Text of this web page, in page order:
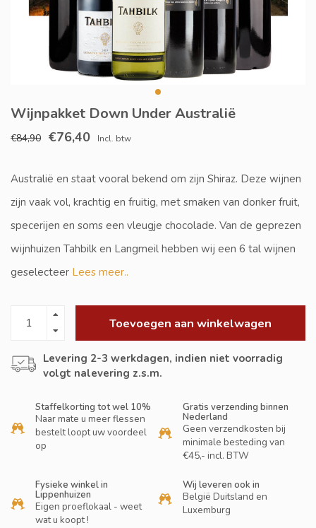
Wijnpakket Down Under Australië
€84,90 €76,40 Incl. btw
Australië en staat vooral bekend om zijn Shiraz. Deze wijnen
zijn vaak vol, krachtig en fruitig, met smaken van donker fruit,
specerijen en soms een vleugje chocolade. Van de geprezen
wijnhuizen Tahbilk en Langmeil hebben wij een 6 tal wijnen
geselecteer Lees meer..
Toevoegen aan winkelwagen
Levering 2-3 werkdagen, indien niet voorradig
volgt nalevering z.s.m.
Staffelkorting tot wel 10%
Naar mate u meer flessen
bestelt loopt uw voordeel
op
Gratis verzending binnen
Nederland
Geen verzendkosten bij
minimale besteding van
€45,- incl. BTW
Fysieke winkel in
Lippenhuizen
Eigen proeflokaal - weet
wat u koopt !
Wij leveren ook in
België Duitsland en
Luxemburg